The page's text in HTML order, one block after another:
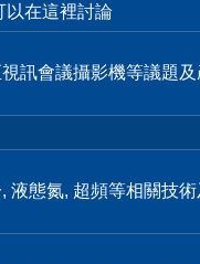
以在這裡討論
訊會議攝影機等議題
液態氮, 超頻等相關技